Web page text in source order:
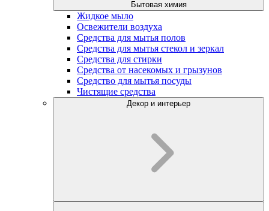
Бытовая химия
Жидкое мыло
Освежители воздуха
Средства для мытья полов
Средства для мытья стекол и зеркал
Средства для стирки
Средства от насекомых и грызунов
Средство для мытья посуды
Чистящие средства
Декор и интерьер